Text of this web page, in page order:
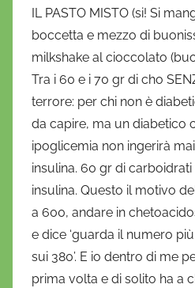
IL PASTO MISTO (si! Si
boccetta e mezzo di
milkshake al cioccolato
Tra i 60 e i 70 gr di cho
terrore: per chi non è
da capire, ma un diabetico
ipoglicemia non ingerirà
insulina. 60 gr di
insulina. Questo il motivo
a 600, andare in
e dice ‘guarda il numero
sui 380’. E io dentro di me
prima volta e di solito ha a